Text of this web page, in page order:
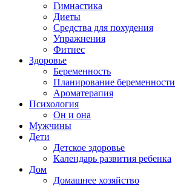
Гимнастика
Диеты
Средства для похудения
Упражнения
Фитнес
Здоровье
Беременность
Планирование беременности
Ароматерапия
Психология
Он и она
Мужчины
Дети
Детское здоровье
Календарь развития ребенка
Дом
Домашнее хозяйство